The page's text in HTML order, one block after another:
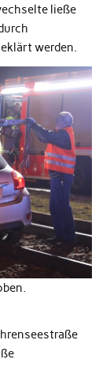
ließe
werden.